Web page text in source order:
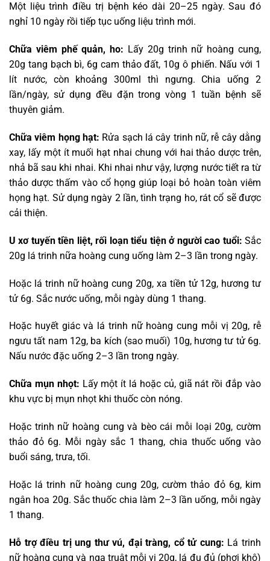
Một liệu trình điều trị bệnh kéo dài 20–25 ngày. Sau đó
nghỉ 10 ngày rồi tiếp tục uống liệu trình mới.
Chữa viêm phế quản, ho: Lấy 20g trinh nữ hoàng cung,
20g tang bạch bì, 6g cam thảo đất, 10g ô phiến. Nấu với 1
lít nước, còn khoảng 300ml thì ngưng. Chia uống 2
lần/ngày, sử dụng đều đặn trong vòng 1 tuần bệnh sẽ
thuyên giảm.
Chữa viêm họng hạt: Rửa sạch lá cây trinh nữ, rễ cây dằng
xay, lấy một ít muối hạt nhai chung với hai thảo dược trên,
nhả bã sau khi nhai. Khi nhai như vậy, lượng nước tiết ra từ
thảo dược thấm vào cổ họng giúp loại bỏ hoàn toàn viêm
họng hạt. Sử dụng ngày 2 lần, tình trạng ho, rát cổ sẽ được
cải thiện.
U xơ tuyến tiền liệt, rối loạn tiểu tiện ở người cao tuổi: Sắc
20g lá trinh nữa hoàng cung uống làm 2–3 lần trong ngày.
Hoặc lá trinh nữ hoàng cung 20g, xa tiền tử 12g, hương tư
tử 6g. Sắc nước uống, mỗi ngày dùng 1 thang.
Hoặc huyết giác và lá trinh nữ hoàng cung mỗi vị 20g, rễ
ngưu tất nam 12g, ba kích (sao muối) 10g, hương tư tử 6g.
Nấu nước đặc uống 2–3 lần trong ngày.
Chữa mụn nhọt: Lấy một ít lá hoặc củ, giã nát rồi đắp vào
khu vực bị mụn nhọt khi thuốc còn nóng.
Hoặc trinh nữ hoàng cung và bèo cái mỗi loại 20g, cườm
thảo đỏ 6g. Mỗi ngày sắc 1 thang, chia thuốc uống vào
buổi sáng, trưa, tối.
Hoặc lá trinh nữ hoàng cung 20g, cườm thảo đỏ 6g, kim
ngân hoa 20g. Sắc thuốc chia làm 2–3 lần uống, mỗi ngày
1 thang.
Hỗ trợ điều trị ung thư vú, đại tràng, cổ tử cung: Lá trinh
nữ hoàng cung và nga truật mỗi vị 20g, lá đu đủ (phơi khô)